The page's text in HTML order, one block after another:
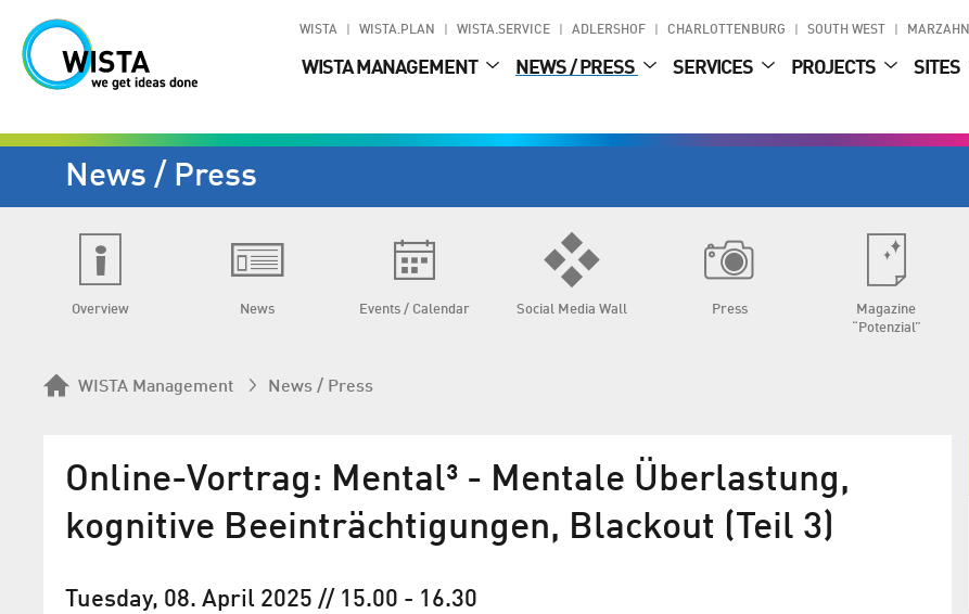
WISTA WISTA.PLAN WISTA.SERVICE ADLERSHOF CHARLOTTENBURG SOUTH WEST MARZAHN
WISTA MANAGEMENT NEWS / PRESS SERVICES PROJECTS SITES
News / Press
Overview News Events / Calendar Social Media Wall Press
Magazine
“Potenzial”
WISTA Management News / Press
Online-Vortrag: Mental³ - Mentale Überlastung,
kognitive Beeinträchtigungen, Blackout (Teil 3)
Tuesday, 08. April 2025 // 15.00 - 16.30